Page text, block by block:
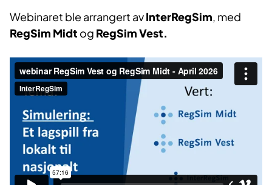
Webinaret ble arrangert avInterRegSim, med
RegSim Midt og RegSim Vest.